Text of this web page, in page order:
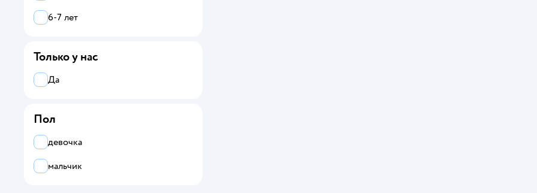
6-7 лет
Только у нас
Да
Пол
девочка
мальчик